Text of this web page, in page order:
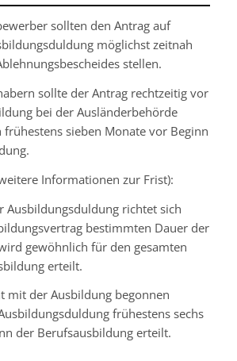
sollten den Antrag auf
möglichst zeitnah
stellen.
sollte der Antrag rechtzeitig vor
bei der Ausländerbehörde
frühestens sieben Monate vor Beginn
Informationen zur Frist):
Ausbildungsduldung richtet sich
bestimmten Dauer der
gewöhnlich für den gesamten
erteilt.
mit der Ausbildung begonnen
frühestens sechs
der Berufsausbildung erteilt.